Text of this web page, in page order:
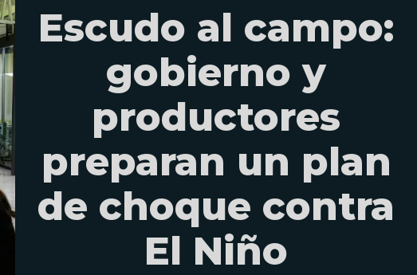
Escudo al campo:
gobierno y
productores
preparan un plan
de choque contra
El Niño